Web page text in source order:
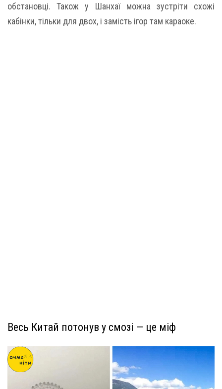
обстановці. Також у Шанхаї можна зустріти схожі
кабінки, тільки для двох, і замість ігор там караоке.
Весь Китай потонув у смозі — це міф